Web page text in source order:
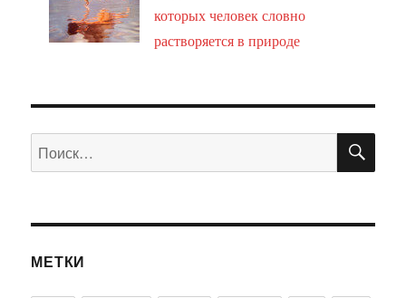
которых человек словно
растворяется в природе
Искать:
МЕТКИ